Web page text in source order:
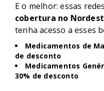
E o melhor: essas
cobertura no Nordest
tenha acesso a esses
Medicamentos de
de desconto
Medicamentos
30% de desconto